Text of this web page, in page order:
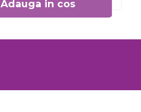
Adauga in cos